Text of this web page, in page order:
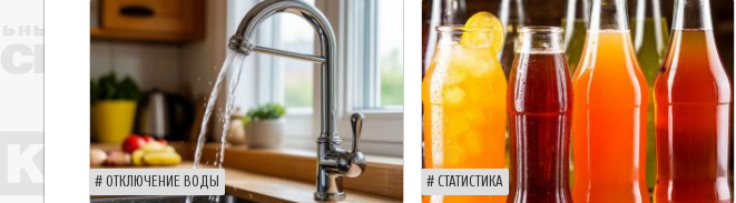
ОТКЛЮЧЕНИЕ ВОДЫ СТАТИСТИКА